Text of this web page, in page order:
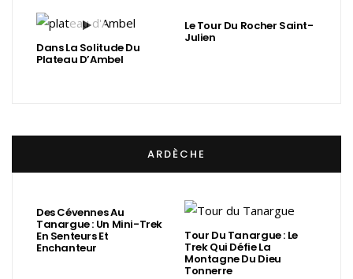
Dans La Solitude Du
Plateau D’Ambel
Le Tour Du Rocher Saint-
Julien
ARDÈCHE
Des Cévennes Au
Tanargue : Un Mini-Trek
En Senteurs Et
Enchanteur
Tour Du Tanargue : Le
Trek Qui Défie La
Montagne Du Dieu
Tonnerre